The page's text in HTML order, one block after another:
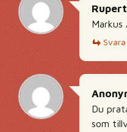
Rupert
Markus
Svara
Du
som